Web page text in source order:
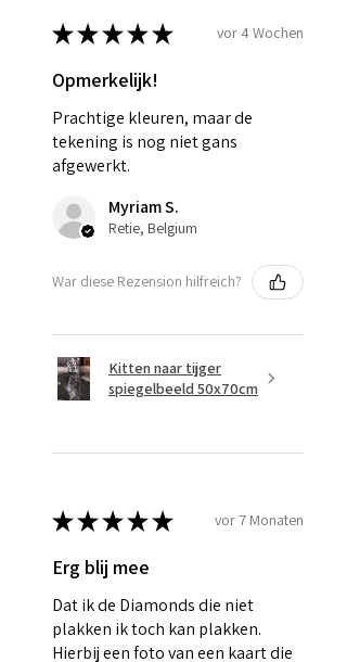
★★★★★ vor 4 Wochen
Opmerkelijk!
Prachtige kleuren, maar de
tekening is nog niet gans
afgewerkt.
Myriam S.
Retie, Belgium
War diese Rezension hilfreich?
Kitten naar tijger
spiegelbeeld 50x70cm
★★★★★ vor 7 Monaten
Erg blij mee
Dat ik de Diamonds die niet
plakken ik toch kan plakken.
Hierbij een foto van een kaart die